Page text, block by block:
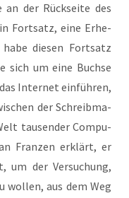
der Rück­sei­te des
Fort­satz, eine Erhe­
die­sen Fort­satz
sich um eine Buch­se
Inter­net ein­füh­ren,
der Schreib­ma­
tau­sen­der Com­pu­
Fran­zen erklärt, er
um der Ver­su­chung,
aus dem Weg